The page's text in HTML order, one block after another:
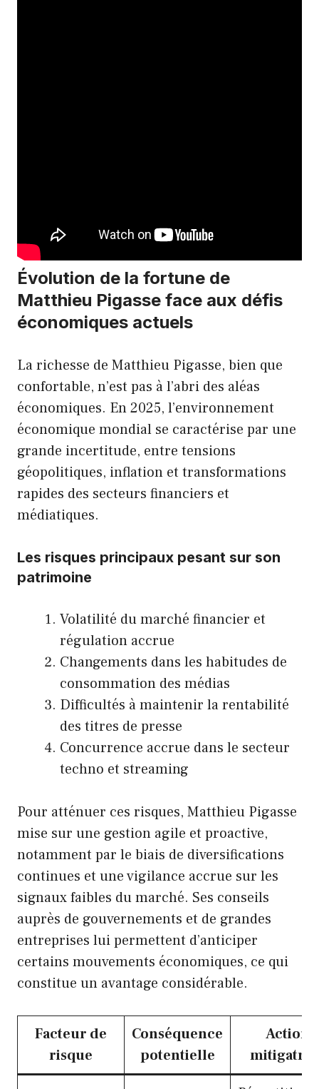
Évolution de la fortune de
Matthieu Pigasse face aux défis
économiques actuels
La richesse de Matthieu Pigasse, bien que
confortable, n’est pas à l’abri des aléas
économiques. En 2025, l’environnement
économique mondial se caractérise par une
grande incertitude, entre tensions
géopolitiques, inflation et transformations
rapides des secteurs financiers et
médiatiques.
Les risques principaux pesant sur son
patrimoine
Volatilité du marché financier et
régulation accrue
Changements dans les habitudes de
consommation des médias
Difficultés à maintenir la rentabilité
des titres de presse
Concurrence accrue dans le secteur
techno et streaming
Pour atténuer ces risques, Matthieu Pigasse
mise sur une gestion agile et proactive,
notamment par le biais de diversifications
continues et une vigilance accrue sur les
signaux faibles du marché. Ses conseils
auprès de gouvernements et de grandes
entreprises lui permettent d’anticiper
certains mouvements économiques, ce qui
constitue un avantage considérable.
Facteur de
risque
Conséquence
potentielle
Actions